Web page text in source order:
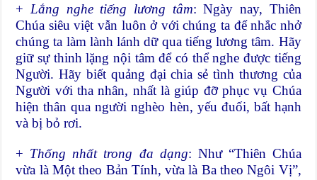
+ Lắng nghe tiếng lương tâm: Ngày nay, Thiên
Chúa siêu việt vẫn luôn ở với chúng ta để nhắc nhở
chúng ta làm lành lánh dữ qua tiếng lương tâm. Hãy
giữ sự thinh lặng nội tâm để có thể nghe được tiếng
Người. Hãy biết quảng đại chia sẻ tình thương của
Người với tha nhân, nhất là giúp đỡ phục vụ Chúa
hiện thân qua người nghèo hèn, yếu đuối, bất hạnh
và bị bỏ rơi.
+ Thống nhất trong đa dạng: Như “Thiên Chúa
vừa là Một theo Bản Tính, vừa là Ba theo Ngôi Vị”,